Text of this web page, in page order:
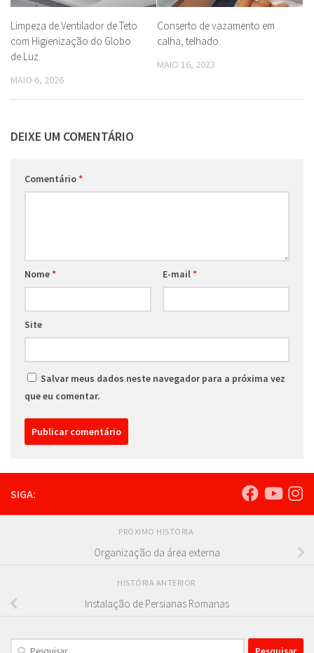
Limpeza de Ventilador de Teto
com Higienização do Globo
de Luz.
MAIO 6, 2026
Conserto de vazamento em
calha, telhado.
MAIO 16, 2023
DEIXE UM COMENTÁRIO
Comentário*
Nome* E-mail *
Site
Salvar meus dados neste navegador para a próxima vez
que eu comentar.
SIGA:
PRÓXIMO HISTÓRIA
Organização da área externa
HISTÓRIA ANTERIOR
Instalação de Persianas Romanas
Pesquisar